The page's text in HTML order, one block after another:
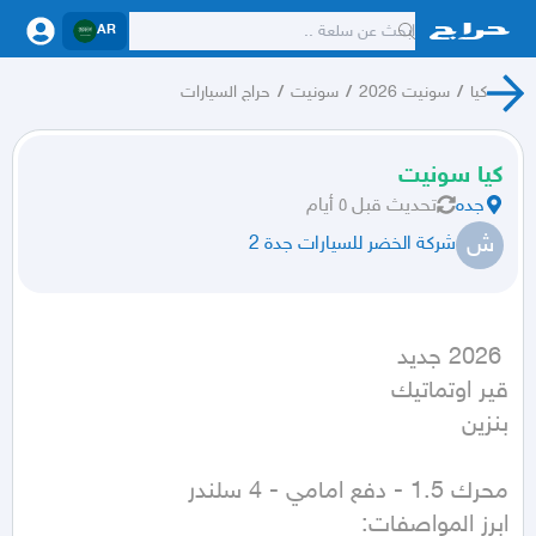
AR
كيا / سونيت 2026 / سونيت / حراج السيارات
كيا سونيت
جده تحديث قبل ٥ أيام
ش شركة الخضر للسيارات جدة 2
بنزين